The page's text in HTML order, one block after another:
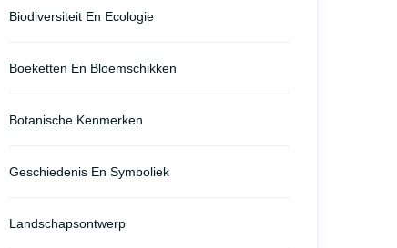
Biodiversiteit En Ecologie
Boeketten En Bloemschikken
Botanische Kenmerken
Geschiedenis En Symboliek
Landschapsontwerp